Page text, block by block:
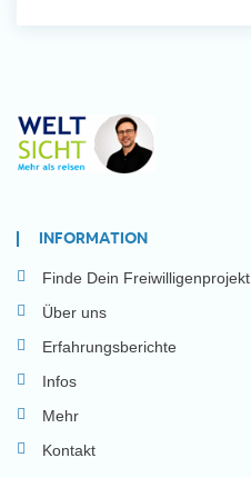
INFORMATION
Finde Dein Freiwilligenprojekt
Über uns
Erfahrungsberichte
Infos
Mehr
Kontakt